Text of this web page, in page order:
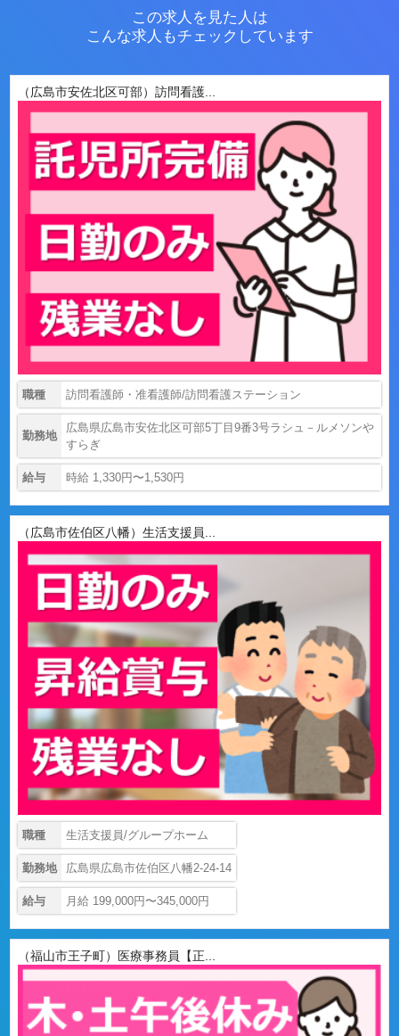
この求人を見た人は
こんな求人もチェックしています
（広島市安佐北区可部）訪問看護...
職種 訪問看護師・准看護師/訪問看護ステーション
勤務地
広島県広島市安佐北区可部5丁目9番3号ラシュ－ルメソンや
すらぎ
給与 時給 1,330円〜1,530円
（広島市佐伯区八幡）生活支援員...
職種 生活支援員/グループホーム
勤務地 広島県広島市佐伯区八幡2-24-14
給与 月給 199,000円〜345,000円
（福山市王子町）医療事務員【正...